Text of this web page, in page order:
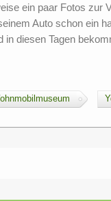
ein paar Fotos zur
Auto schon ein
diesen Tagen